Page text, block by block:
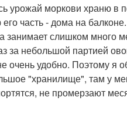
урожай моркови храню в
часть - дома на
занимает слишком много
за небольшой партией
очень удобно. Поэтому я
"хранилище", там у
не промерзают